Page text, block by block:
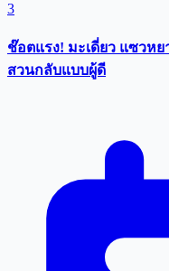
3
ช๊อตแรง! มะเดี่ยว แซวห
สวนกลับแบบผู้ดี